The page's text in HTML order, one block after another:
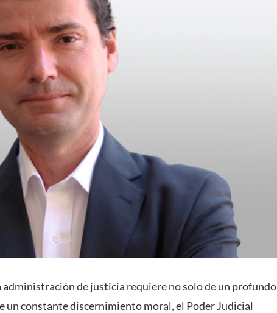
administración de justicia requiere no solo de un profundo
un constante discernimiento moral, el Poder Judicial